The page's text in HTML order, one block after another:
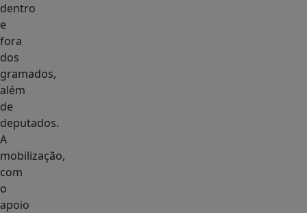
dentro
e
fora
dos
gramados,
além
de
deputados.
A
mobilização,
com
o
apoio